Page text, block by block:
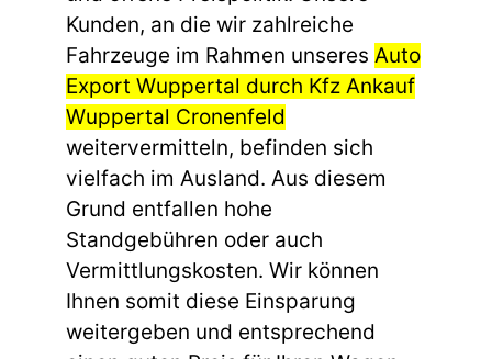
Kunden, an die wir zahlreiche
Fahrzeuge im Rahmen unseres Auto
Export Wuppertal durch Kfz Ankauf
Wuppertal Cronenfeld
weitervermitteln, befinden sich
vielfach im Ausland. Aus diesem
Grund entfallen hohe
Standgebühren oder auch
Vermittlungskosten. Wir können
Ihnen somit diese Einsparung
weitergeben und entsprechend